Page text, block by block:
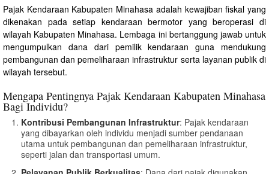
Pajak Kendaraan Kabupaten Minahasa adalah kewajiban fiskal yang
dikenakan pada setiap kendaraan bermotor yang beroperasi di
wilayah Kabupaten Minahasa. Lembaga ini bertanggung jawab untuk
mengumpulkan dana dari pemilik kendaraan guna mendukung
pembangunan dan pemeliharaan infrastruktur serta layanan publik di
wilayah tersebut.
Mengapa Pentingnya Pajak Kendaraan Kabupaten Minahasa
Bagi Individu?
Kontribusi Pembangunan Infrastruktur: Pajak kendaraan
yang dibayarkan oleh individu menjadi sumber pendanaan
utama untuk pembangunan dan pemeliharaan infrastruktur,
seperti jalan dan transportasi umum.